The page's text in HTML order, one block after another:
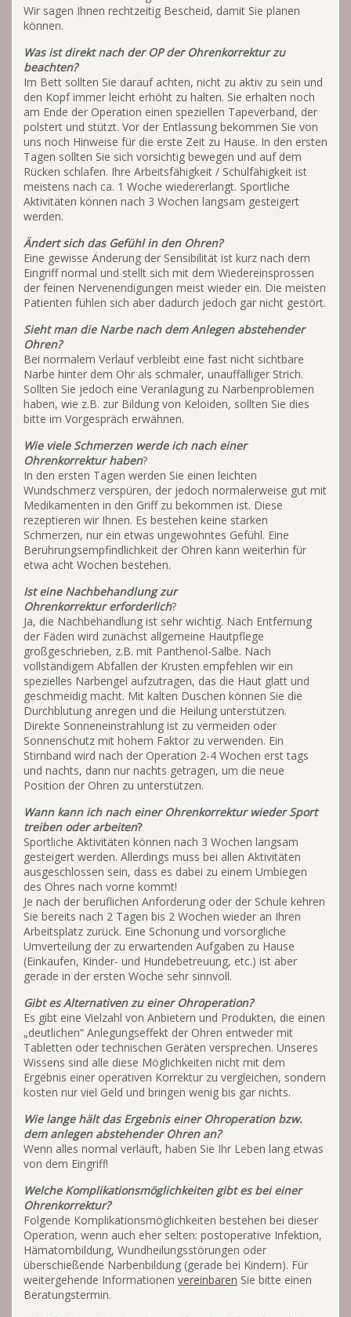
Wir sagen Ihnen rechtzeitig Bescheid, damit Sie planen
können.
Was ist direkt nach der OP der Ohrenkorrektur zu
beachten?
Im Bett sollten Sie darauf achten, nicht zu aktiv zu sein und
den Kopf immer leicht erhöht zu halten. Sie erhalten noch
am Ende der Operation einen speziellen Tapeverband, der
polstert und stützt. Vor der Entlassung bekommen Sie von
uns noch Hinweise für die erste Zeit zu Hause. In den ersten
Tagen sollten Sie sich vorsichtig bewegen und auf dem
Rücken schlafen. Ihre Arbeitsfähigkeit / Schulfähigkeit ist
meistens nach ca. 1 Woche wiedererlangt. Sportliche
Aktivitäten können nach 3 Wochen langsam gesteigert
werden.
Ändert sich das Gefühl in den Ohren?
Eine gewisse Änderung der Sensibilität ist kurz nach dem
Eingriff normal und stellt sich mit dem Wiedereinsprossen
der feinen Nervenendigungen meist wieder ein. Die meisten
Patienten fühlen sich aber dadurch jedoch gar nicht gestört.
Sieht man die Narbe nach dem Anlegen abstehender
Ohren?
Bei normalem Verlauf verbleibt eine fast nicht sichtbare
Narbe hinter dem Ohr als schmaler, unauffälliger Strich.
Sollten Sie jedoch eine Veranlagung zu Narbenproblemen
haben, wie z.B. zur Bildung von Keloiden, sollten Sie dies
bitte im Vorgespräch erwähnen.
Wie viele Schmerzen werde ich nach einer
Ohrenkorrektur haben?
In den ersten Tagen werden Sie einen leichten
Wundschmerz verspüren, der jedoch normalerweise gut mit
Medikamenten in den Griff zu bekommen ist. Diese
rezeptieren wir Ihnen. Es bestehen keine starken
Schmerzen, nur ein etwas ungewohntes Gefühl. Eine
Berührungsempfindlichkeit der Ohren kann weiterhin für
etwa acht Wochen bestehen.
Ist eine Nachbehandlung zur
Ohrenkorrektur erforderlich?
Ja, die Nachbehandlung ist sehr wichtig. Nach Entfernung
der Fäden wird zunächst allgemeine Hautpflege
großgeschrieben, z.B. mit Panthenol-Salbe. Nach
vollständigem Abfallen der Krusten empfehlen wir ein
spezielles Narbengel aufzutragen, das die Haut glatt und
geschmeidig macht. Mit kalten Duschen können Sie die
Durchblutung anregen und die Heilung unterstützen.
Direkte Sonneneinstrahlung ist zu vermeiden oder
Sonnenschutz mit hohem Faktor zu verwenden. Ein
Stirnband wird nach der Operation 2-4 Wochen erst tags
und nachts, dann nur nachts getragen, um die neue
Position der Ohren zu unterstützen.
Wann kann ich nach einer Ohrenkorrektur wieder Sport
treiben oder arbeiten?
Sportliche Aktivitäten können nach 3 Wochen langsam
gesteigert werden. Allerdings muss bei allen Aktivitäten
ausgeschlossen sein, dass es dabei zu einem Umbiegen
des Ohres nach vorne kommt!
Je nach der beruflichen Anforderung oder der Schule kehren
Sie bereits nach 2 Tagen bis 2 Wochen wieder an Ihren
Arbeitsplatz zurück. Eine Schonung und vorsorgliche
Umverteilung der zu erwartenden Aufgaben zu Hause
(Einkaufen, Kinder- und Hundebetreuung, etc.) ist aber
gerade in der ersten Woche sehr sinnvoll.
Gibt es Alternativen zu einer Ohroperation?
Es gibt eine Vielzahl von Anbietern und Produkten, die einen
„deutlichen“ Anlegungseffekt der Ohren entweder mit
Tabletten oder technischen Geräten versprechen. Unseres
Wissens sind alle diese Möglichkeiten nicht mit dem
Ergebnis einer operativen Korrektur zu vergleichen, sondern
kosten nur viel Geld und bringen wenig bis gar nichts.
Wie lange hält das Ergebnis einer Ohroperation bzw.
dem anlegen abstehender Ohren an?
Wenn alles normal verläuft, haben Sie Ihr Leben lang etwas
von dem Eingriff!
Welche Komplikationsmöglichkeiten gibt es bei einer
Ohrenkorrektur?
Folgende Komplikationsmöglichkeiten bestehen bei dieser
Operation, wenn auch eher selten: postoperative Infektion,
Hämatombildung, Wundheilungsstörungen oder
überschießende Narbenbildung (gerade bei Kindern). Für
weitergehende Informationen vereinbaren Sie bitte einen
Beratungstermin.